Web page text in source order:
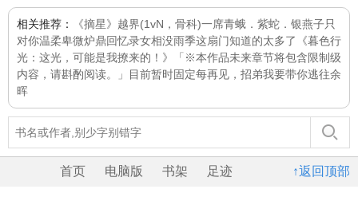
相关推荐： 《摘星》 越界(1vN，骨科)一席青蛾．紫蛇．银燕子只
对你温柔卑微炉鼎回忆录女相没雨季这扇门知道的太多了
《暮色行
光：这光，可能是我撩来的！》「※本作品未来章节将包含限制级
内容，请斟酌阅读。」目前暂时固定每再见，招弟我要带你逃往余
晖
↑返回顶部
首页 电脑版 书架 足迹